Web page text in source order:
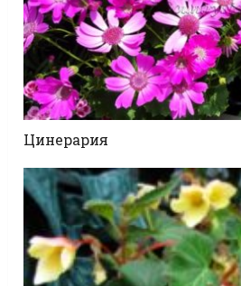
Цинерария